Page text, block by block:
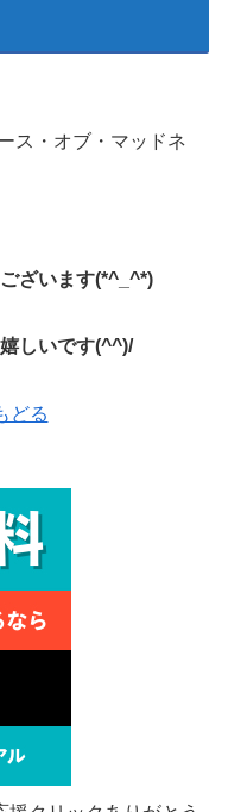
ス・オブ・マッドネ
ざいます(*^_^*)
嬉しいです(^^)/
どる